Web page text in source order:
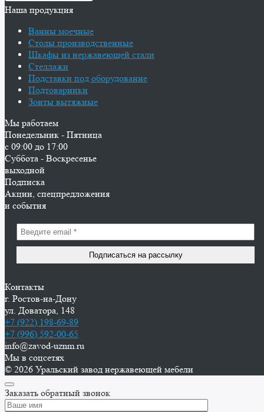
Наша продукция
Ванны моечные
Столы производственные
Шкафы из нержавеющей стали
Стеллажи
Подставки под оборудование
Подтоварники
Зонты вытяжные
Мы работаем
Понедельник - Пятница
с 09:00 до 17:00
Суббота - Воскресенье
выходной
Подписка
Акции, спецпредложения
и события
Контакты
г. Ростов-на-Дону
ул. Доватора, 148
+7 (922) 198-69-89
+7 (996) 592-00-65
info@zavod-uznm.ru
Мы в соцсетях
© 2026 Уральский завод нержавеющей мебели
Заказать обратный звонок